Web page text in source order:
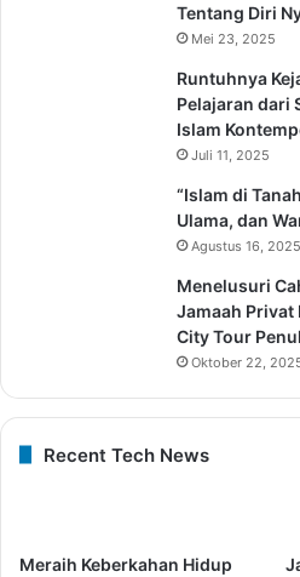
Tentang Diri
Mei 23, 2025
Runtuhnya
Pelajaran dari
Islam
Juli 11, 2025
“Islam di
Ulama, dan
Agustus 16, 2025
Menelusuri
Jamaah Privat
City Tour
Oktober 22,
Recent Tech News
Meraih Keberkahan Hidup